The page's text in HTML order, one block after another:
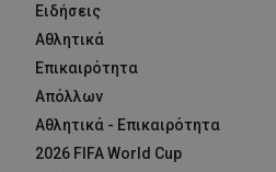
Ειδήσεις
Αθλητικά
Επικαιρότητα
Απόλλων
Αθλητικά - Επικαιρότητα
2026 FIFA World Cup